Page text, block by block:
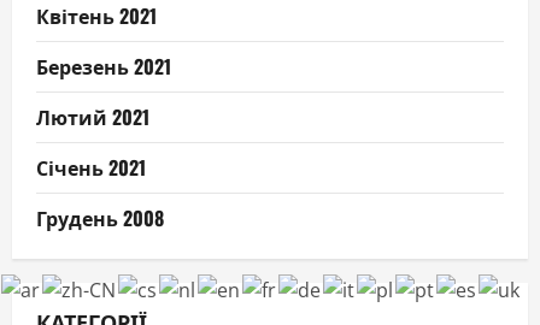
Квітень 2021
Березень 2021
Лютий 2021
Січень 2021
Грудень 2008